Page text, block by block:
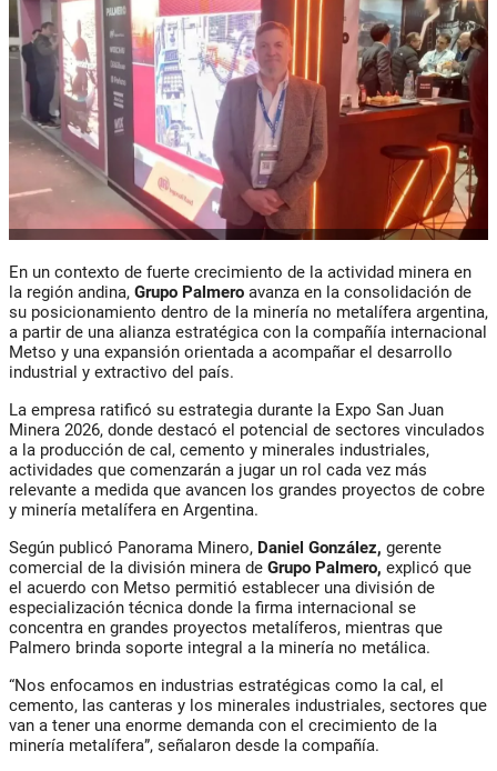
En un contexto de fuerte crecimiento de la actividad minera en
la región andina, Grupo Palmero avanza en la consolidación de
su posicionamiento dentro de la minería no metalífera argentina,
a partir de una alianza estratégica con la compañía internacional
Metso y una expansión orientada a acompañar el desarrollo
industrial y extractivo del país.
La empresa ratificó su estrategia durante la Expo San Juan
Minera 2026, donde destacó el potencial de sectores vinculados
a la producción de cal, cemento y minerales industriales,
actividades que comenzarán a jugar un rol cada vez más
relevante a medida que avancen los grandes proyectos de cobre
y minería metalífera en Argentina.
Según publicó Panorama Minero, Daniel González, gerente
comercial de la división minera de Grupo Palmero, explicó que
el acuerdo con Metso permitió establecer una división de
especialización técnica donde la firma internacional se
concentra en grandes proyectos metalíferos, mientras que
Palmero brinda soporte integral a la minería no metálica.
“Nos enfocamos en industrias estratégicas como la cal, el
cemento, las canteras y los minerales industriales, sectores que
van a tener una enorme demanda con el crecimiento de la
minería metalífera”, señalaron desde la compañía.